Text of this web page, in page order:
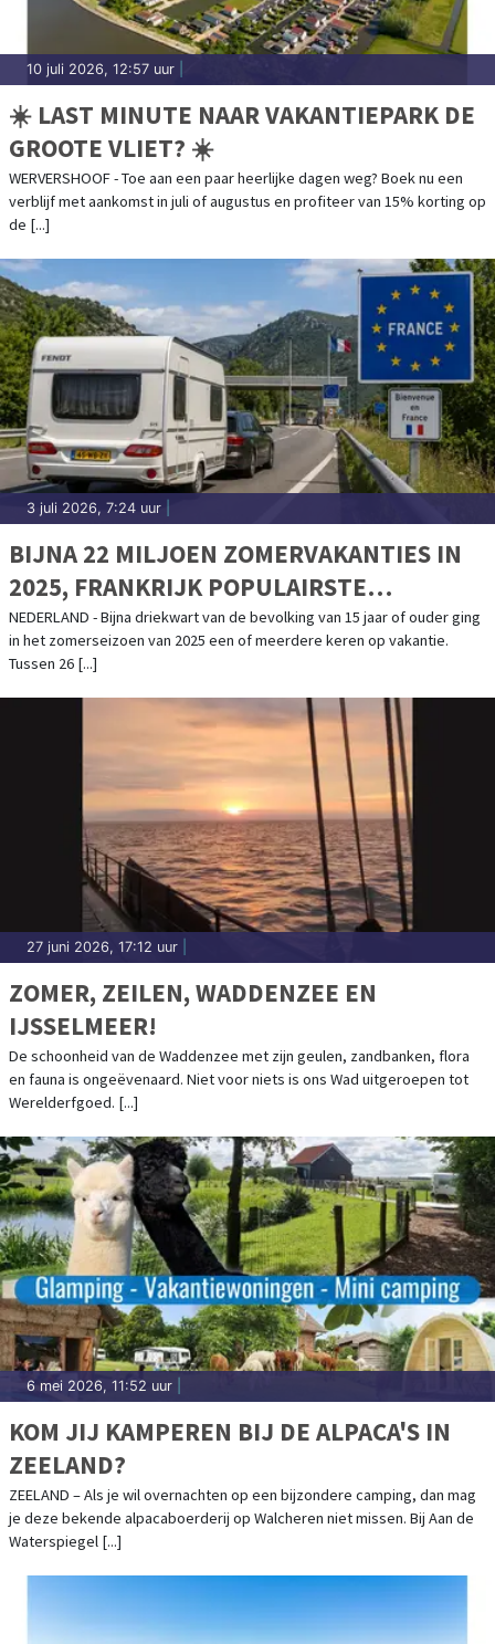
10 juli 2026, 12:57 uur
☀️ LAST MINUTE NAAR VAKANTIEPARK DE
GROOTE VLIET? ☀️
WERVERSHOOF - Toe aan een paar heerlijke dagen weg? Boek nu een
verblijf met aankomst in juli of augustus en profiteer van 15% korting op
de [...]
3 juli 2026, 7:24 uur
BIJNA 22 MILJOEN ZOMERVAKANTIES IN
2025, FRANKRIJK POPULAIRSTE
BESTEMMING
NEDERLAND - Bijna driekwart van de bevolking van 15 jaar of ouder ging
in het zomerseizoen van 2025 een of meerdere keren op vakantie.
Tussen 26 [...]
27 juni 2026, 17:12 uur
ZOMER, ZEILEN, WADDENZEE EN
IJSSELMEER!
De schoonheid van de Waddenzee met zijn geulen, zandbanken, flora
en fauna is ongeëvenaard. Niet voor niets is ons Wad uitgeroepen tot
Werelderfgoed. [...]
6 mei 2026, 11:52 uur
KOM JIJ KAMPEREN BIJ DE ALPACA'S IN
ZEELAND?
ZEELAND – Als je wil overnachten op een bijzondere camping, dan mag
je deze bekende alpacaboerderij op Walcheren niet missen. Bij Aan de
Waterspiegel [...]